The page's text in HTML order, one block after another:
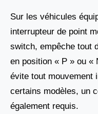
Sur les véhicules
interrupteur de point
switch, empêche tout
en position « P » ou «
évite tout mouvement
certains modèles, un
également requis.